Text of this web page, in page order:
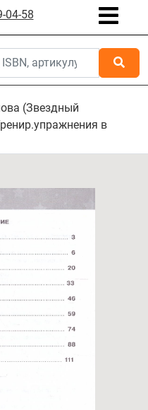
04-58
(Звездный
в